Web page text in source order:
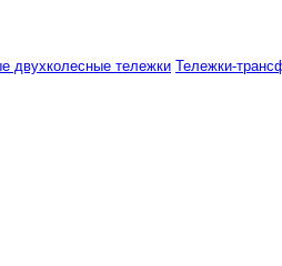
двухколесные тележки Тележки-